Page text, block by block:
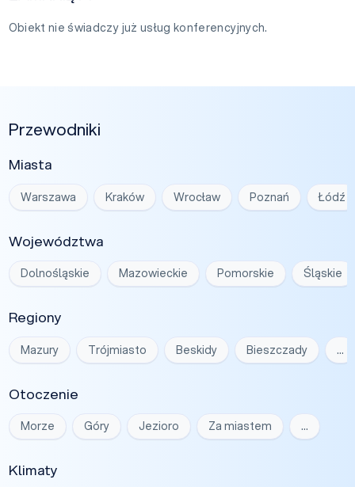
Obiekt nie świadczy już usług konferencyjnych.
Przewodniki
Miasta
Warszawa Kraków Wrocław Poznań Łódź
Województwa
Dolnośląskie Mazowieckie Pomorskie Śląskie
Regiony
Mazury Trójmiasto Beskidy Bieszczady …
Otoczenie
Morze Góry Jezioro Za miastem …
Klimaty